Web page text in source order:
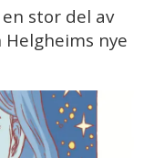
stor del av
nye